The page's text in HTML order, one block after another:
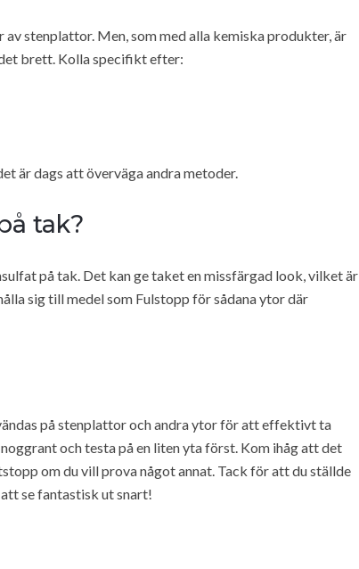
stenplattor. Men, som med alla kemiska produkter, är
brett. Kolla specifikt efter:
är dags att överväga andra metoder.
tak?
på tak. Det kan ge taket en missfärgad look, vilket är
sig till medel som Fulstopp för sådana ytor där
på stenplattor och andra ytor för att effektivt ta
och testa på en liten yta först. Kom ihåg att det
om du vill prova något annat. Tack för att du ställde
se fantastisk ut snart!